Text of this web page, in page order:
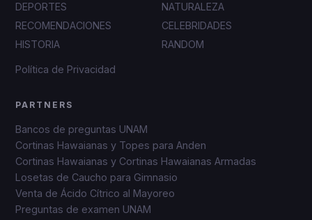
DEPORTES
NATURALEZA
RECOMENDACIONES
CELEBRIDADES
HISTORIA
RANDOM
Política de Privacidad
PARTNERS
Bancos de preguntas UNAM
Cortinas Hawaianas y Topes para Anden
Cortinas Hawaianas y Cortinas Hawaianas Armadas
Losetas de Caucho para Gimnasio
Venta de Ácido Cítrico al Mayoreo
Preguntas de examen UNAM